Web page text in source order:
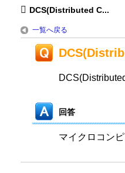
DCS(Distributed C...
一覧へ戻る
回答
マイクロコン